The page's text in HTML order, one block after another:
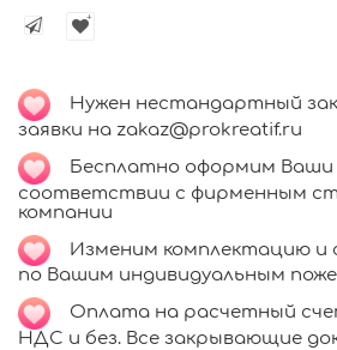
Нужен нестандартный
заявки на zakaz@prokreatif.ru
Бесплатно оформим Ваши
соответствии с фирменным
компании
Изменим комплектацию и
по Вашим индивидуальным
Оплата на расчетный
НДС и без. Все закрывающие